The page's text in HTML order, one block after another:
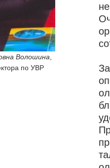
Волошина
по УВР